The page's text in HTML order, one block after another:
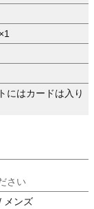
にはカードは入り
さい
メンズ